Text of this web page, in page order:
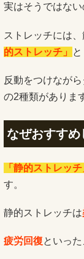
実はそうではない
ストレッチには
的ストレッチ」
と
反動をつけなが
の2種類がありま
なぜおすすめ
「静的ストレッチ
す。
静的ストレッチは
疲労回復といっ